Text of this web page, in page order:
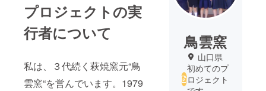
プロジェクトの実
行者について
私は、３代続く萩焼窯元“鳥
雲窯“を営んでいます。1979
鳥雲窯
山口県
初めてのプ
ロジェクト